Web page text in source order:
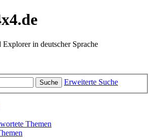
in deutscher Sprache
Suche Erweiterte Suche
Themen